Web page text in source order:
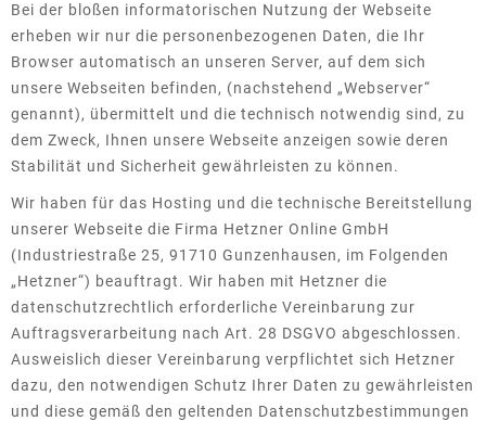
Bei der bloßen informatorischen Nutzung der Webseite
erheben wir nur die personenbezogenen Daten, die Ihr
Browser automatisch an unseren Server, auf dem sich
unsere Webseiten befinden, (nachstehend „Webserver“
genannt), übermittelt und die technisch notwendig sind, zu
dem Zweck, Ihnen unsere Webseite anzeigen sowie deren
Stabilität und Sicherheit gewährleisten zu können.
Wir haben für das Hosting und die technische Bereitstellung
unserer Webseite die Firma Hetzner Online GmbH
(Industriestraße 25, 91710 Gunzenhausen, im Folgenden
„Hetzner“) beauftragt. Wir haben mit Hetzner die
datenschutzrechtlich erforderliche Vereinbarung zur
Auftragsverarbeitung nach Art. 28 DSGVO abgeschlossen.
Ausweislich dieser Vereinbarung verpflichtet sich Hetzner
dazu, den notwendigen Schutz Ihrer Daten zu gewährleisten
und diese gemäß den geltenden Datenschutzbestimmungen